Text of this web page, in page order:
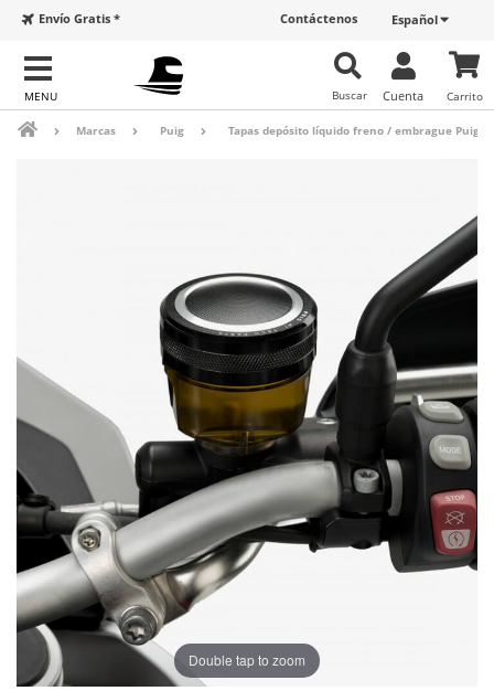
Español
Contáctenos
Envío Gratis *
Carrito
Cuenta
Buscar
Marcas Puig Tapas depósito líquido freno / embrague Puig
Double tap to zoom